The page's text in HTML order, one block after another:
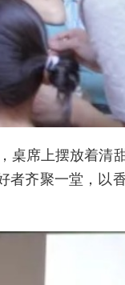
桌席上摆放着清
齐聚一堂，以